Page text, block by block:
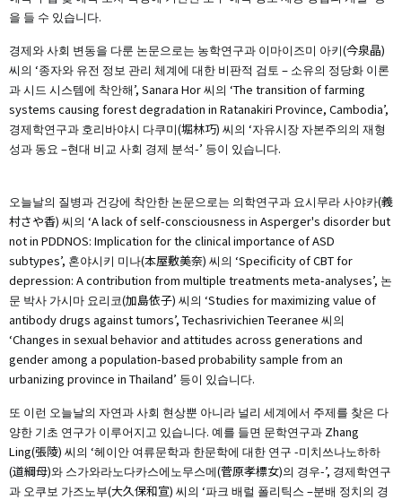
을 들 수 있습니다.
경제와 사회 변동을 다룬 논문으로는 농학연구과 이마이즈미 아키(今泉晶)
씨의 ‘종자와 유전 정보 관리 체계에 대한 비판적 검토 – 소유의 정당화 이론
과 시드 시스템에 착안해’, Sanara Hor 씨의 ‘The transition of farming
systems causing forest degradation in Ratanakiri Province, Cambodia’,
경제학연구과 호리바야시 다쿠미(堀林巧) 씨의 ‘자유시장 자본주의의 재형
성과 동요 –현대 비교 사회 경제 분석-’ 등이 있습니다.
오늘날의 질병과 건강에 착안한 논문으로는 의학연구과 요시무라 사야카(義
村さや香) 씨의 ‘A lack of self-consciousness in Asperger's disorder but
not in PDDNOS: Implication for the clinical importance of ASD
subtypes’, 혼야시키 미나(本屋敷美奈) 씨의 ‘Specificity of CBT for
depression: A contribution from multiple treatments meta-analyses’, 논
문 박사 가시마 요리코(加島依子) 씨의 ‘Studies for maximizing value of
antibody drugs against tumors’, Techasrivichien Teeranee 씨의
‘Changes in sexual behavior and attitudes across generations and
gender among a population-based probability sample from an
urbanizing province in Thailand’ 등이 있습니다.
또 이런 오늘날의 자연과 사회 현상뿐 아니라 널리 세계에서 주제를 찾은 다
양한 기초 연구가 이루어지고 있습니다. 예를 들면 문학연구과 Zhang
Ling(張陵) 씨의 ‘헤이안 여류문학과 한문학에 대한 연구 -미치쓰나노하하
(道綱母)와 스가와라노다카스에노무스메(菅原孝標女)의 경우-’, 경제학연구
과 오쿠보 가즈노부(大久保和宣) 씨의 ‘파크 배럴 폴리틱스 –분배 정치의 경